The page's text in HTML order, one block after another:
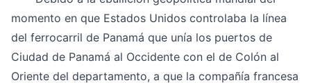
momento en que Estados Unidos controlaba la línea
del ferrocarril de Panamá que unía los puertos de
Ciudad de Panamá al Occidente con el de Colón al
Oriente del departamento, a que la compañía francesa